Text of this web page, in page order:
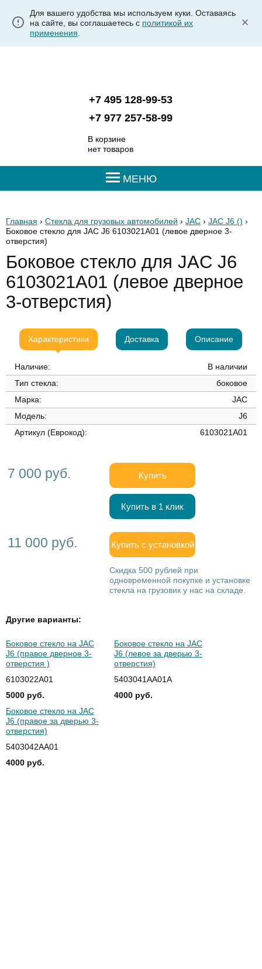
Для вашего удобства мы используем куки. Оставаясь
на сайте, вы соглашаетесь с политикой их
применения
+7 495 128-99-53
+7 977 257-58-99
В корзине
нет товаров
МЕНЮ
Главная › Стекла для грузовых автомобилей › JAC › JAC J6 () ›
Боковое стекло для JAC J6 6103021A01 (левое дверное 3-
отверстия)
Боковое стекло для JAC J6
6103021A01 (левое дверное
3-отверстия)
Характеристики Доставка Описание
Наличие:
В наличии
Тип стекла:
боковое
Марка:
JAC
Модель:
J6
Артикул (Еврокод):
6103021A01
7 000 руб. Купить
Купить в 1 клик
11 000 руб. Купить с установкой
Скидка 500 рублей при
одновременной покупке и установке
стекла на грузовик у нас на складе.
Другие варианты:
Боковое стекло на JAC
J6 (правое дверное 3-
отверстия )
6103022A01
5000 руб.
Боковое стекло на JAC
J6 (левое за дверью 3-
отверстия)
5403041AA01A
4000 руб.
Боковое стекло на JAC
J6 (правое за дверью 3-
отверстия)
5403042AA01
4000 руб.